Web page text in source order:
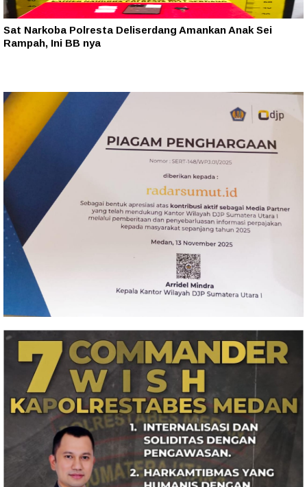
Sat Narkoba Polresta Deliserdang Amankan Anak Sei
Rampah, Ini BB nya